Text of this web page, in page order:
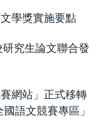
學獎實施要點
研究生論文聯合發
網站」正式移轉
語文競賽專區」